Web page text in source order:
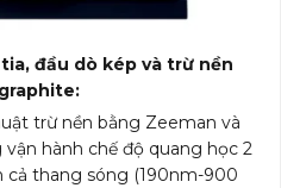
đầu dò kép và trừ nền
trừ nền bằng Zeeman và
hành chế độ quang học 2
cả thang sóng (190nm-900